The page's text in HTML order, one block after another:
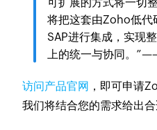
将把这套由Zoho低代
SAP进行集成，实现
上的统一与协同。
访问产品官网 ，即可申请
我们将结合您的需求给出合